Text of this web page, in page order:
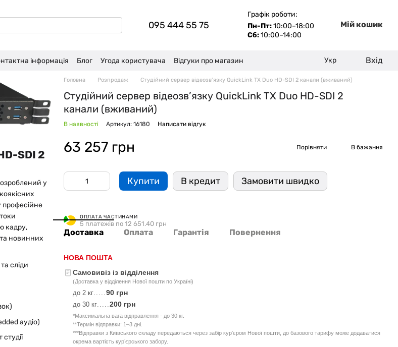
095 444 55 75
Графік роботи:
Пн-Пт:10:00–18:00
Сб:10:00–14:00
Мій кошик
інформація Блог Угода користувача Відгуки про магазин Укр Вхід
SDI 2
у
професійне
кадру,
новинних
сліди
аудіо)
Головна Розпродаж Студійний сервер відеозв’язку QuickLink TX Duo HD-SDI 2 канали (вживаний)
Студійний сервер відеозв’язку QuickLink TX Duo HD-SDI 2
канали (вживаний)
В наявності Артикул: 16180 Написати відгук
63 257 грн Порівняти В бажання
Купити В кредит Замовити швидко
ОПЛАТА ЧАСТИНАМИ
5 платежів по 12 651.40 грн
Доставка Оплата Гарантія Повернення
НОВА ПОШТА
Самовивіз із відділення
(Доставка у відділення Нової пошти по Україні)
до 2 кг.....90 грн
до 30 кг.....200 грн
*Максимальна вага відправлення - до 30 кг.
**Термін відправки: 1–3 дні.
***Відправки з Київського складу передаються через забір курʼєром Нової пошти, до базового тарифу може додаватися
окрема вартість курʼєрського забору.